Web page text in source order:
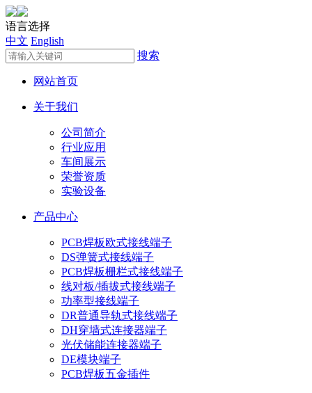
语言选择
中文 English
搜索
网站首页
关于我们
公司简介
行业应用
车间展示
荣誉资质
实验设备
产品中心
PCB焊板欧式接线端子
DS弹簧式接线端子
PCB焊板栅栏式接线端子
线对板/插拔式接线端子
功率型接线端子
DR普通导轨式接线端子
DH穿墙式连接器端子
光伏储能连接器端子
DE模块端子
PCB焊板五金插件